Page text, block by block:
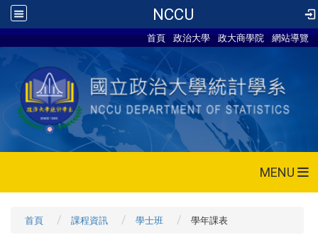
NCCU
首頁 政治大學 政大商學院 網站導覽
MENU
首頁 課程資訊 學士班 學年課表